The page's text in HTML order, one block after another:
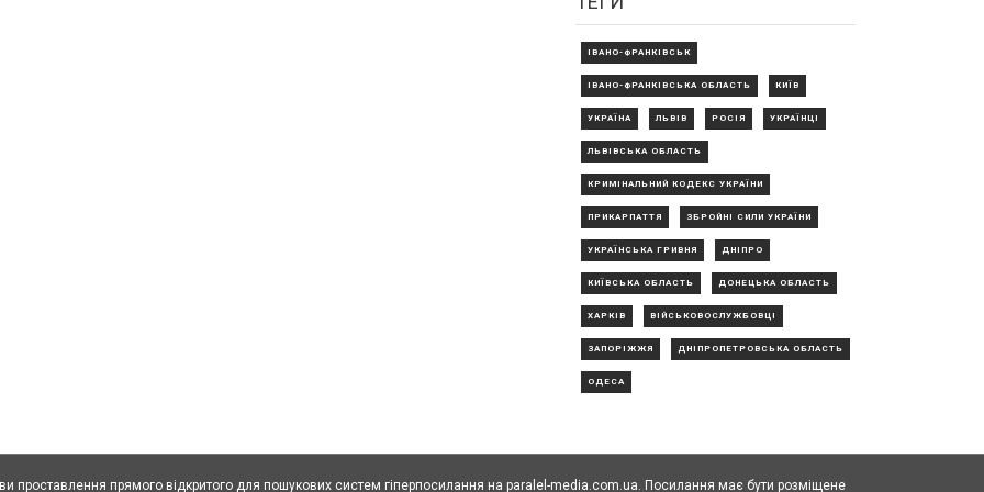
ІВАНО-ФРАНКІВСЬК
ІВАНО-ФРАНКІВСЬКА ОБЛАСТЬ КИЇВ
УКРАЇНА ЛЬВІВ РОСІЯ УКРАЇНЦІ
ЛЬВІВСЬКА ОБЛАСТЬ
КРИМІНАЛЬНИЙ КОДЕКС УКРАЇНИ
ПРИКАРПАТТЯ ЗБРОЙНІ СИЛИ УКРАЇНИ
УКРАЇНСЬКА ГРИВНЯ ДНІПРО
КИЇВСЬКА ОБЛАСТЬ ДОНЕЦЬКА ОБЛАСТЬ
ХАРКІВ ВІЙСЬКОВОСЛУЖБОВЦІ
ЗАПОРІЖЖЯ ДНІПРОПЕТРОВСЬКА ОБЛАСТЬ
ОДЕСА
проставлення прямого відкритого для пошукових систем гіперпосилання на paralel-media.com.ua. Посилання має бути розміщене